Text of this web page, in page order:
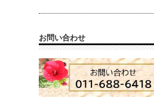
お問い合わせ